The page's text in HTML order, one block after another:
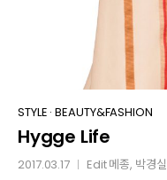
Hygge
Life
STYLE ·BEAUTY&FASHION
Hygge Life
2017.03.17 Edit메종, 박경실